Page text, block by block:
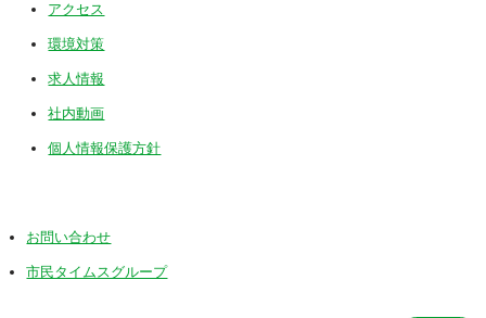
アクセス
環境対策
求人情報
社内動画
個人情報保護方針
お問い合わせ
市民タイムスグループ